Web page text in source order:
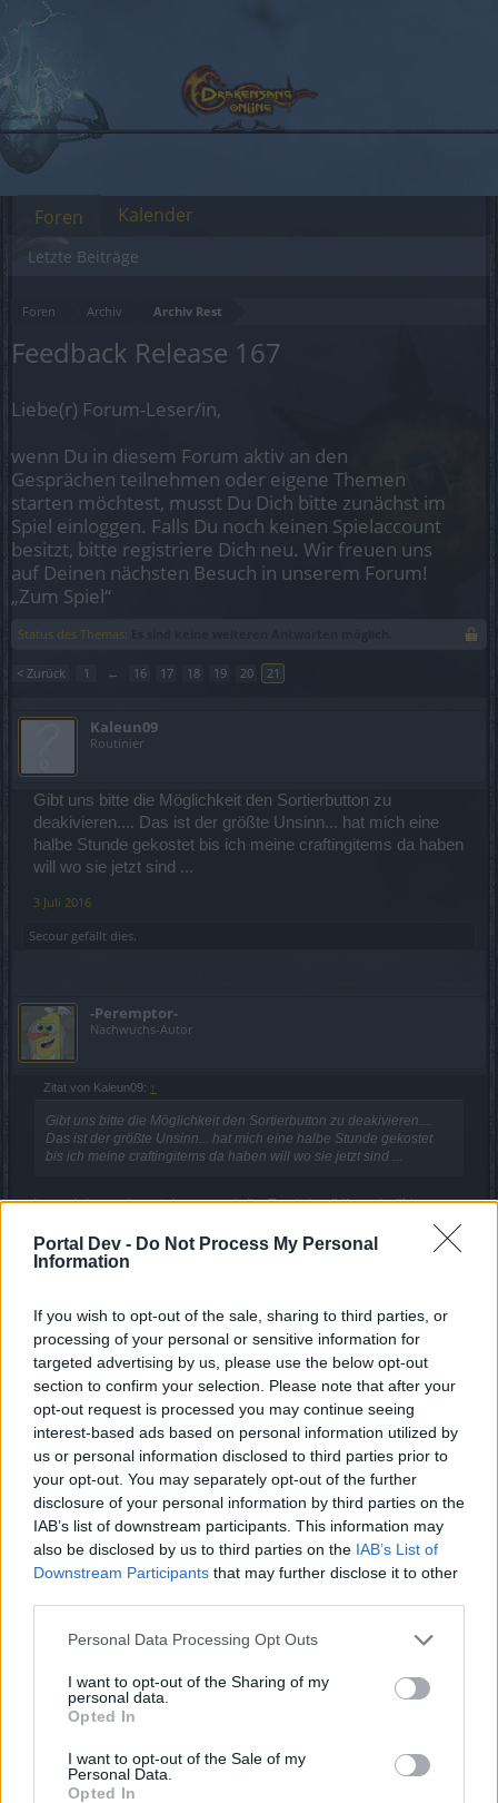
Portal Dev - Do Not Process My Personal
Information
If you wish to opt-out of the sale, sharing to third parties, or
processing of your personal or sensitive information for
targeted advertising by us, please use the below opt-out
section to confirm your selection. Please note that after your
opt-out request is processed you may continue seeing
interest-based ads based on personal information utilized by
us or personal information disclosed to third parties prior to
your opt-out. You may separately opt-out of the further
disclosure of your personal information by third parties on the
IAB’s list of downstream participants. This information may
also be disclosed by us to third parties on the IAB’s List of
Downstream Participants that may further disclose it to other
Personal Data Processing Opt Outs
I want to opt-out of the Sharing of my
personal data.
Opted In
I want to opt-out of the Sale of my
Personal Data.
Opted In
Foren Archiv Archiv Rest
Feedback Release 167
Liebe(r) Forum-Leser/in,
wenn Du in diesem Forum aktiv an den
Gesprächen teilnehmen oder eigene Themen
starten möchtest, musst Du Dich bitte zunächst im
Spiel einloggen. Falls Du noch keinen Spielaccount
besitzt, bitte registriere Dich neu. Wir freuen uns
auf Deinen nächsten Besuch in unserem Forum!
„Zum Spiel“
Status des Themas:
< Zurück 1 ← 16 17 18 19 20 21
Kaleun09
Routinier
Gibt uns bitte die Möglichkeit den Sortierbutton zu
deakivieren.... Das ist der größte Unsinn... hat mich eine
halbe Stunde gekostet bis ich meine craftingitems da haben
will wo sie jetzt sind ...
3 Juli 2016
Secour gefällt dies.
-Peremptor-
Nachwuchs-Autor
Zitat von Kaleun09: ↑
Gibt uns bitte die Möglichkeit den Sortierbutton zu deakivieren....
Das ist der größte Unsinn... hat mich eine halbe Stunde gekostet
bis ich meine craftingitems da haben will wo sie jetzt sind ...
kann ich nur bestätigen, und die Funktion/Hinweis "Neuer
Ausrüstungsgegenstand" endlich mal entfernen bzw. fixen (
hab es abgestellt,aber poppt immer wieder auf,nervig )
DANKE
mfg
3 Juli 2016
Secourgefällt dies.
Darklorder
Forenaufseher
Es geht mir eher darum, dass ich meine Mage über Jahre hinweg
Zeiteinsatz aufgebaut habe. Nur, lohnen sich ausgewogene Build
30% oder 50% Resistenzen, 40% oder 70% Rüstung habe, nach
gepusht, freuen sich die Kleinen, waren sie doch schon davor so
schwach. Wenn ich mit Kugel spiele und mir so ein DK mit nem
Sprumg gut über 4k dmg macht und ich über 70% Rüstung habe,
meine Feuerbälle aber gerade mal ihn streichlen bei seinen 25K
Chance zu haben, dann wird man eben von Ranger oder Zwergen
geonehitted.
So wie Viki ihren Eindruck beschreibt, kann ich das aus
meiner Sicht voll und ganz bestätigen.
Foren
Letzte Beiträge
Kalender